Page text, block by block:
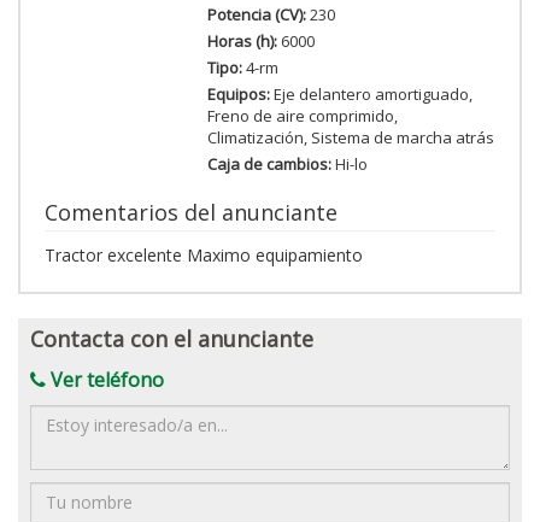
Potencia (CV):230
Horas (h):6000
Tipo:4-rm
Equipos:Eje delantero amortiguado,
Freno de aire comprimido,
Climatización, Sistema de marcha atrás
Caja de cambios:Hi-lo
Comentarios del anunciante
Tractor excelente Maximo equipamiento
Contacta con el anunciante
Ver teléfono
Mensaje
Nombre